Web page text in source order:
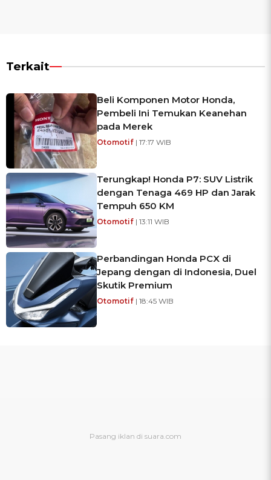
Terkait
Beli Komponen Motor Honda,
Pembeli Ini Temukan Keanehan
pada Merek
Otomotif | 17:17 WIB
Terungkap! Honda P7: SUV Listrik
dengan Tenaga 469 HP dan Jarak
Tempuh 650 KM
Otomotif | 13:11 WIB
Perbandingan Honda PCX di
Jepang dengan di Indonesia, Duel
Skutik Premium
Otomotif | 18:45 WIB